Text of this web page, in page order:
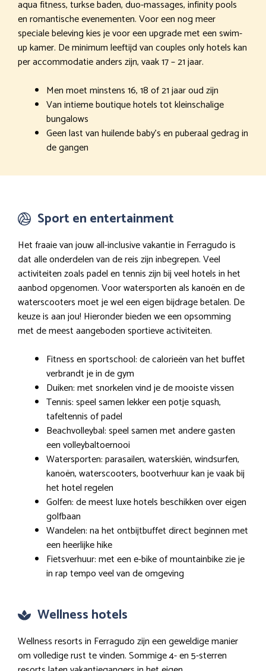
aqua fitness, turkse baden, duo-massages, infinity pools
en romantische evenementen. Voor een nog meer
speciale beleving kies je voor een upgrade met een swim-
up kamer. De minimum leeftijd van couples only hotels kan
per accommodatie anders zijn, vaak 17 – 21 jaar.
Men moet minstens 16, 18 of 21 jaar oud zijn
Van intieme boutique hotels tot kleinschalige
bungalows
Geen last van huilende baby’s en puberaal gedrag in
de gangen
Sport en entertainment
Het fraaie van jouw all-inclusive vakantie in Ferragudo is
dat alle onderdelen van de reis zijn inbegrepen. Veel
activiteiten zoals padel en tennis zijn bij veel hotels in het
aanbod opgenomen. Voor watersporten als kanoën en de
waterscooters moet je wel een eigen bijdrage betalen. De
keuze is aan jou! Hieronder bieden we een opsomming
met de meest aangeboden sportieve activiteiten.
Fitness en sportschool: de calorieën van het buffet
verbrandt je in de gym
Duiken: met snorkelen vind je de mooiste vissen
Tennis: speel samen lekker een potje squash,
tafeltennis of padel
Beachvolleybal: speel samen met andere gasten
een volleybaltoernooi
Watersporten: parasailen, waterskiën, windsurfen,
kanoën, waterscooters, bootverhuur kan je vaak bij
het hotel regelen
Golfen: de meest luxe hotels beschikken over eigen
golfbaan
Wandelen: na het ontbijtbuffet direct beginnen met
een heerlijke hike
Fietsverhuur: met een e-bike of mountainbike zie je
in rap tempo veel van de omgeving
Wellness hotels
Wellness resorts in Ferragudo zijn een geweldige manier
om volledige rust te vinden. Sommige 4- en 5-sterren